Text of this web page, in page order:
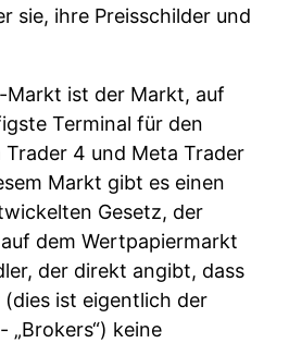
sie, ihre Preisschilder und
Markt ist der Markt, auf
Terminal für den
Trader 4 und Meta Trader
Markt gibt es einen
Gesetz, der
dem Wertpapiermarkt
der direkt angibt, dass
ist eigentlich der
„Brokers“) keine